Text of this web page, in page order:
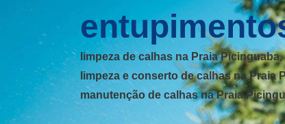
limpeza de calhas na Praia
limpeza e conserto de calhas na
manutenção de calhas na Praia